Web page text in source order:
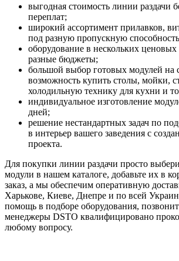
выгодная стоимость линии раздачи
переплат;
широкий ассортимент прилавков,
под разную пропускную
оборудование в нескольких ценовых
разные бюджеты;
большой выбор готовых модулей на
возможность купить столы, мойки,
холодильную технику для кухни и
индивидуальное изготовление
дней;
решение нестандартных задач по
в интерьер вашего заведения с
проекта.
Для покупки линии раздачи просто
модули в нашем каталоге, добавьте их в
заказ, а мы обеспечим оперативную
Харькове, Киеве, Днепре и по всей
помощь в подборе оборудования,
менеджеры DSTO квалифицировано
любому вопросу.